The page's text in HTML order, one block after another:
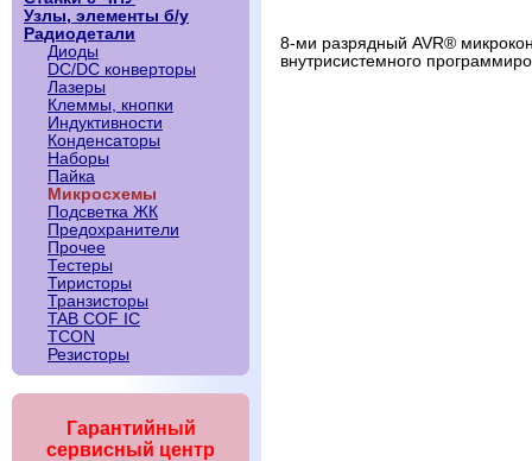
Узлы, элементы б/у
Радиодетали
Диоды
DC/DC конверторы
Лазеры
Клеммы, кнопки
Индуктивности
Конденсаторы
Наборы
Пайка
Микросхемы
Подсветка ЖК
Предохранители
Прочее
Тестеры
Тиристоры
Транзисторы
TAB COF IC
TCON
Резисторы
Гарантийный
сервисный центр
8-ми разрядный AVR®
внутрисистемного